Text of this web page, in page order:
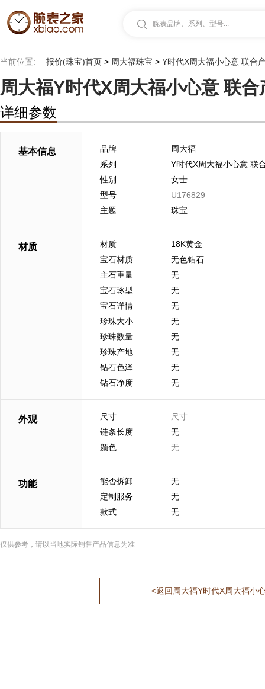
腕表品牌、系列、型号...
当前位置: 报价(珠宝)首页 > 周大福珠宝 > Y时代X周大福小心意 联合
周大福Y时代X周大福小心意 联
详细参数
基本信息 品牌
周大福
系列
Y时代X周大福小心意 联
性别
女士
型号
U176829
主题
珠宝
材质 材质
18K黄金
宝石材质
无色钻石
主石重量
无
宝石琢型
无
宝石详情
无
珍珠大小
无
珍珠数量
无
珍珠产地
无
钻石色泽
无
钻石净度
无
外观 尺寸
尺寸
链条长度
无
颜色
无
功能 能否拆卸
无
定制服务
无
款式
无
仅供参考，请以当地实际销售产品信息为准
<返回周大福Y时代X周大福小